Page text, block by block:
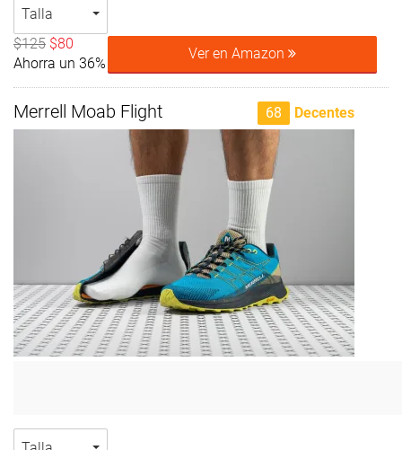
Talla
$125 $80
Ahorra un 36%
Ver en Amazon
Merrell Moab Flight 68 Decentes